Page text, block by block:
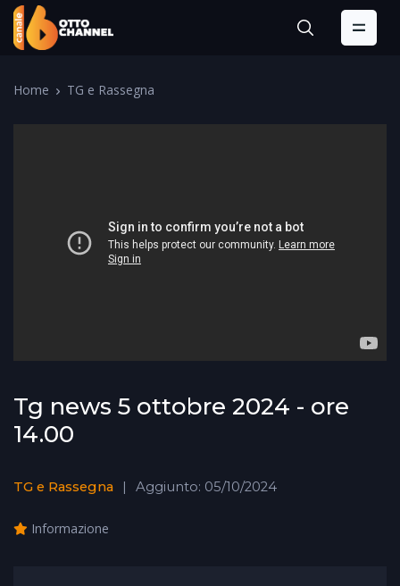
Home TG e Rassegna
Tg news 5 ottobre 2024 - ore
14.00
TG e Rassegna Aggiunto: 05/10/2024
Informazione